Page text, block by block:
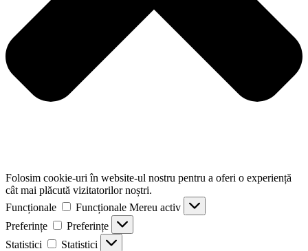
Folosim cookie-uri în website-ul nostru pentru a oferi o experiență
cât mai plăcută vizitatorilor noștri.
Funcționale
Funcționale Mereu activ
Preferințe
Preferințe
Statistici
Statistici